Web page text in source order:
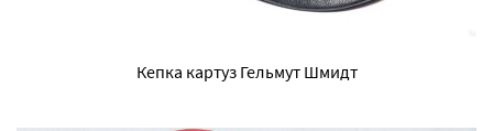
Кепка картуз Гельмут Шмидт